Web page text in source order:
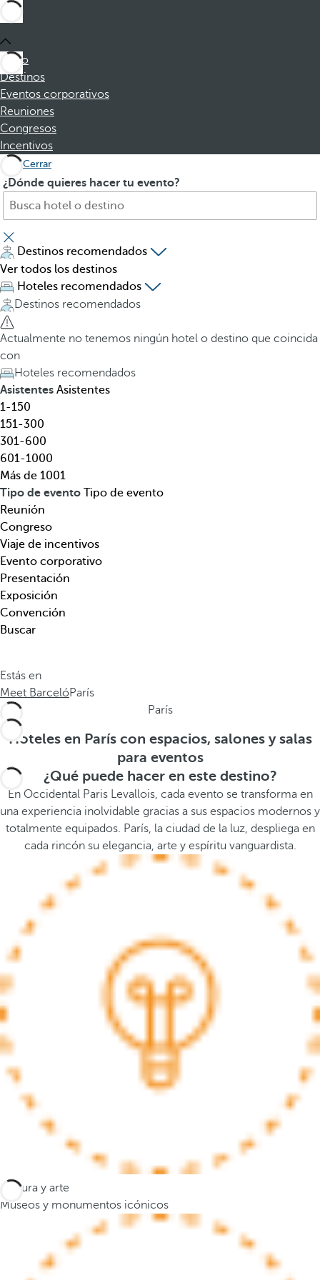
Inicio
Destinos
Eventos corporativos
Reuniones
Congresos
Incentivos
Cerrar
¿Dónde quieres hacer tu evento?
B
s
c
a
h
o
t
e
l
,
d
e
s
t
i
n
o
,
t
e
m
á
t
i
c
a
.
A
p
u
l
s
a
r
l
a
t
e
c
l
a
d
e
f
l
e
c
h
a
h
a
c
i
b
a
s
b
a
n
a
e
m
e
r
l
Destinos recomendados
Ver todos los destinos
Hoteles recomendados
Destinos recomendados
Actualmente no tenemos ningún hotel o destino que coincida
con
Hoteles recomendados
Asistentes Asistentes
1-150
151-300
301-600
601-1000
Más de 1001
Tipo de evento Tipo de evento
Reunión
Congreso
Viaje de incentivos
Evento corporativo
Presentación
Exposición
Convención
Buscar
Estás en
Meet BarcelóParís
París
Hoteles en París con espacios, salones y salas
para eventos
¿Qué puede hacer en este destino?
En Occidental Paris Levallois, cada evento se transforma en
una experiencia inolvidable gracias a sus espacios modernos y
totalmente equipados. París, la ciudad de la luz, despliega en
cada rincón su elegancia, arte y espíritu vanguardista.
Cultura y arte
Museos y monumentos icónicos